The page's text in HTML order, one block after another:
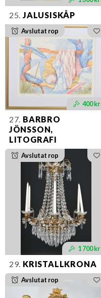
25. JALUSISKÅP
Avslutat rop
400 kr
27. BARBRO
JÖNSSON,
LITOGRAFI
Avslutat rop
1 700 kr
29. KRISTALLKRONA
Avslutat rop